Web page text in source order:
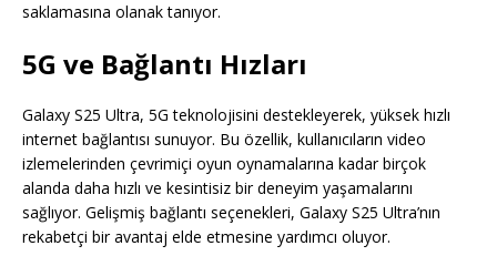
saklamasına olanak tanıyor.
5G ve Bağlantı Hızları
Galaxy S25 Ultra, 5G teknolojisini destekleyerek, yüksek hızlı
internet bağlantısı sunuyor. Bu özellik, kullanıcıların video
izlemelerinden çevrimiçi oyun oynamalarına kadar birçok
alanda daha hızlı ve kesintisiz bir deneyim yaşamalarını
sağlıyor. Gelişmiş bağlantı seçenekleri, Galaxy S25 Ultra’nın
rekabetçi bir avantaj elde etmesine yardımcı oluyor.